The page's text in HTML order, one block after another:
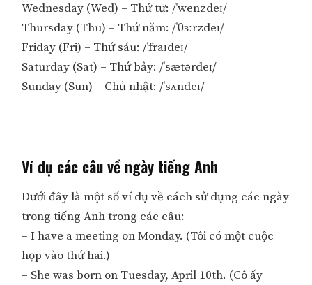
Wednesday (Wed) – Thứ tư: /ˈwenzdeɪ/
Thursday (Thu) – Thứ năm: /ˈθɜːrzdeɪ/
Friday (Fri) – Thứ sáu: /ˈfraɪdeɪ/
Saturday (Sat) – Thứ bảy: /ˈsætərdeɪ/
Sunday (Sun) – Chủ nhật: /ˈsʌndeɪ/
Ví dụ các câu về ngày tiếng Anh
Dưới đây là một số ví dụ về cách sử dụng các ngày
trong tiếng Anh trong các câu:
– I have a meeting on Monday. (Tôi có một cuộc
họp vào thứ hai.)
– She was born on Tuesday, April 10th. (Cô ấy